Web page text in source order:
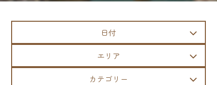
日付
エリア
カテゴリー